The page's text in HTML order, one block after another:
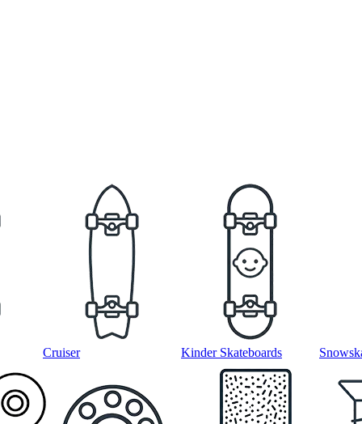
Cruiser Kinder Skateboards